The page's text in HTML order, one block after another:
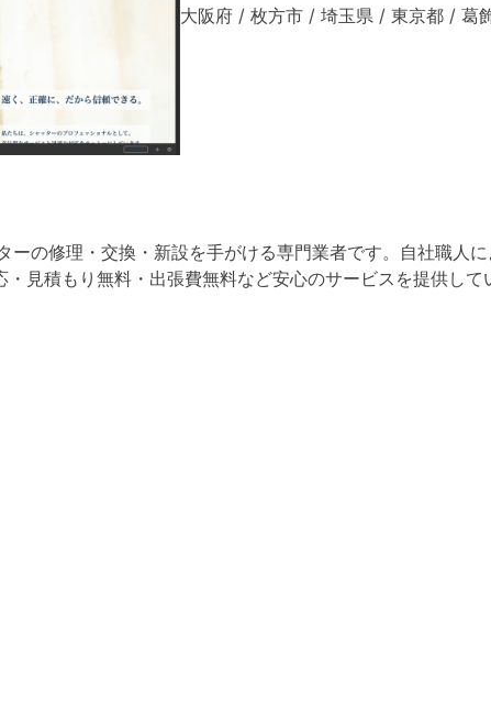
大阪府 / 枚方市 / 埼玉県 / 東京都 / 葛
の修理・交換・新設を手がける専門業者です。自社職人に
見積もり無料・出張費無料など安心のサービスを提供して